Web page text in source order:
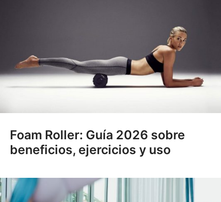
Foam Roller: Guía 2026 sobre
beneficios, ejercicios y uso